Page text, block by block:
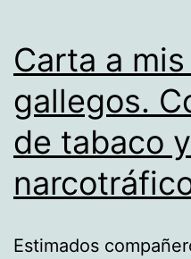
Carta a
gallegos.
de tabaco y
Estimados